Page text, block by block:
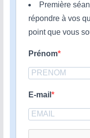
Première
répondre à vos
point que vous
Prénom
E-mail